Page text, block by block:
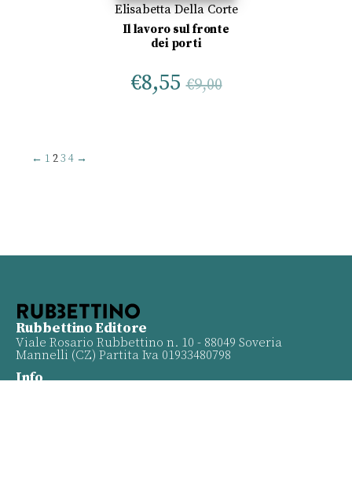
Elisabetta Della Corte
Il lavoro sul fronte
dei porti
€8,55 €9,00
← 1 23 4 →
Rubbettino Editore
Viale Rosario Rubbettino n. 10 - 88049 Soveria
Mannelli (CZ) Partita Iva 01933480798
Info